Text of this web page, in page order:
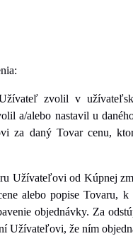
zvolil v
a/alebo nastavil u
za daný Tovar cenu,
Užívateľovi od Kúpnej
alebo popise Tovaru,
objednávky. Za
Užívateľovi, že ním